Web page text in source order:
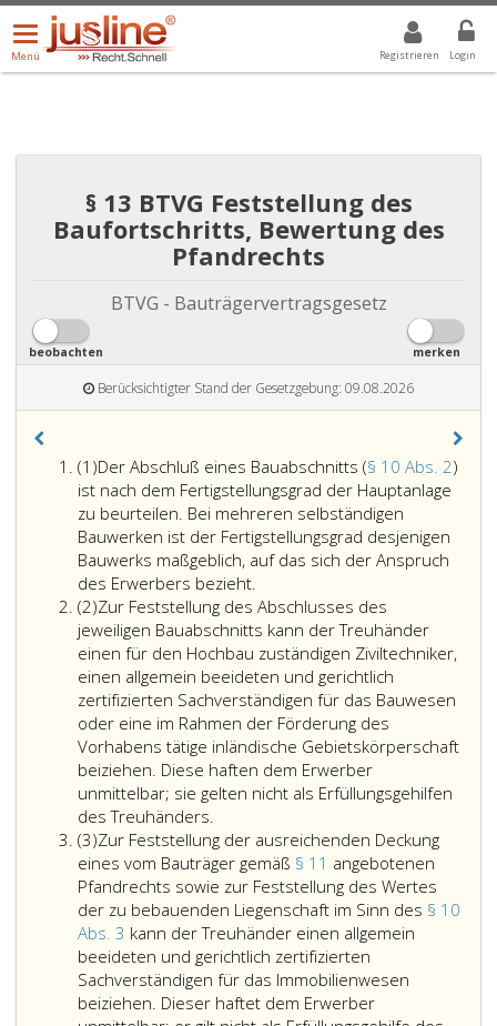
Registrieren Login
Menü
öffnen/schließen
Menü
ALLE DROPDOWN: GEWÄHLTER WERT IST ALLE
§ 13 BTVG Feststellung des
Baufortschritts, Bewertung des
Pfandrechts
BTVG - Bauträgervertragsgesetz
beobachten merken
Berücksichtigter Stand der Gesetzgebung: 09.08.2026
(1)Absatz
eins
Der Abschluß eines Bauabschnitts (§ 10 Abs. 2)
ist nach dem Fertigstellungsgrad der Hauptanlage
zu beurteilen. Bei mehreren selbständigen
Bauwerken ist der Fertigstellungsgrad desjenigen
Bauwerks maßgeblich, auf das sich der Anspruch
des Erwerbers bezieht.
Abschluß
eines
Bauabschnitts
(Paragraph
10,
Absatz
2,)
ist
nach
Fertigstellungsgrad
der
Hauptanlage
zu
beurteilen.
Bei
mehreren
selbständigen
(2)Absatz
2
Zur Feststellung des Abschlusses des
jeweiligen Bauabschnitts kann der Treuhänder
einen für den Hochbau zuständigen Ziviltechniker,
einen allgemein beeideten und gerichtlich
zertifizierten Sachverständigen für das Bauwesen
oder eine im Rahmen der Förderung des
Vorhabens tätige inländische Gebietskörperschaft
beiziehen. Diese haften dem Erwerber
unmittelbar; sie gelten nicht als Erfüllungsgehilfen
des Treuhänders.
(3)Absatz
3
Zur Feststellung der ausreichenden Deckung
eines vom Bauträger gemäß § 11 angebotenen
Pfandrechts sowie zur Feststellung des Wertes
der zu bebauenden Liegenschaft im Sinn des § 10
Abs. 3 kann der Treuhänder einen allgemein
beeideten und gerichtlich zertifizierten
Sachverständigen für das Immobilienwesen
beiziehen. Dieser haftet dem Erwerber